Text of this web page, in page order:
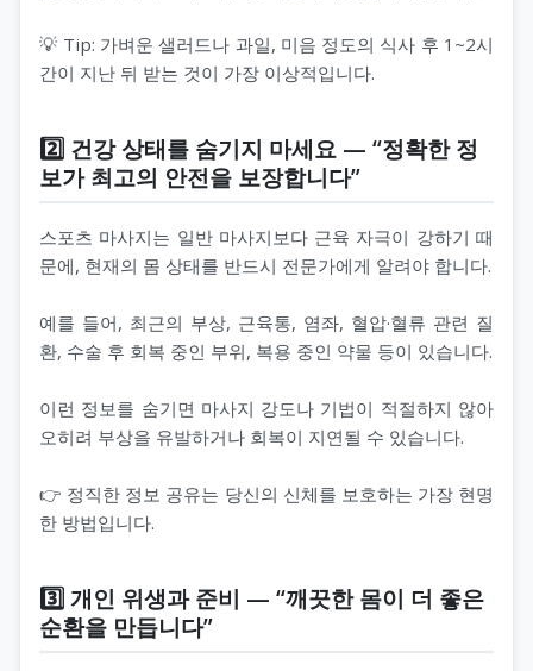
💡 Tip: 가벼운 샐러드나 과일, 미음 정도의 식사 후 1~2시
간이 지난 뒤 받는 것이 가장 이상적입니다.
2️⃣ 건강 상태를 숨기지 마세요 — “정확한 정
보가 최고의 안전을 보장합니다”
스포츠 마사지는 일반 마사지보다 근육 자극이 강하기 때
문에, 현재의 몸 상태를 반드시 전문가에게 알려야 합니다.
예를 들어, 최근의 부상, 근육통, 염좌, 혈압·혈류 관련 질
환, 수술 후 회복 중인 부위, 복용 중인 약물 등이 있습니다.
이런 정보를 숨기면 마사지 강도나 기법이 적절하지 않아
오히려 부상을 유발하거나 회복이 지연될 수 있습니다.
👉 정직한 정보 공유는 당신의 신체를 보호하는 가장 현명
한 방법입니다.
3️⃣ 개인 위생과 준비 — “깨끗한 몸이 더 좋은
순환을 만듭니다”